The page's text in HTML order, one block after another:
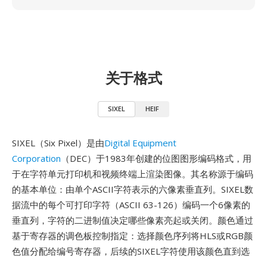
关于格式
SIXEL HEIF
SIXEL（Six Pixel）是由Digital Equipment
Corporation （DEC）于1983年创建的位图图形编码格式，用
于在字符单元打印机和视频终端上渲染图像。其名称源于编码
的基本单位：由单个ASCII字符表示的六像素垂直列。SIXEL数
据流中的每个可打印字符（ASCII 63-126）编码一个6像素的
垂直列，字符的二进制值决定哪些像素亮起或关闭。颜色通过
基于寄存器的调色板控制指定：选择颜色序列将HLS或RGB颜
色值分配给编号寄存器，后续的SIXEL字符使用该颜色直到选